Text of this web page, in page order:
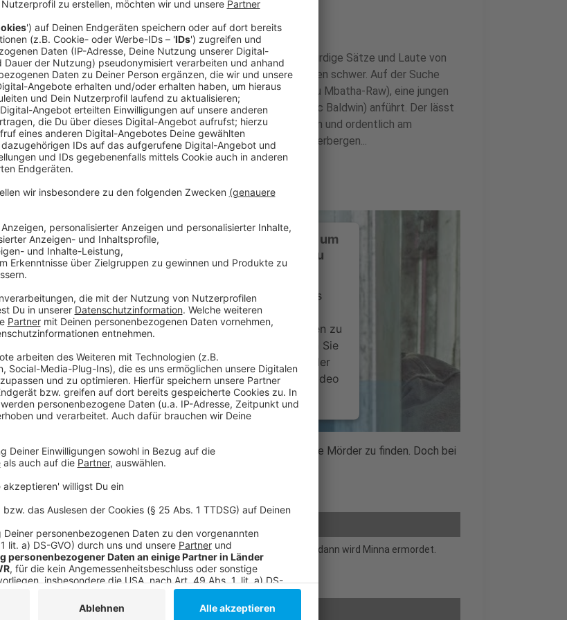
Anzeige
Der Ermittler leidet unter dem Tourette-Syndrom. Er gibt merkwürdige Sätze und Laute von
sich und unkontrollierbare Muskelzuckungen machen ihm das Leben schwer. Auf der Suche
nach Minnas Mörder trifft er in einem Nachtclub Laura Rose (Gugu Mbatha-Raw), eine jungen
Frau, die Proteste gegen den Immobilienhai Moses Randolph (Alec Baldwin) anführt. Der lässt
ganze Straßenzüge zu Slums erklären, damit er sie abreißen lassen und ordentlich am
Weiterverkauf verdienen kann. Doch Randolph hat noch mehr zu verbergen...
Anzeige
Wir benötigen Ihre Zustimmung, um
den YouTube Video-Service zu
laden!
Wir verwenden einen Service eines
Drittanbieters, um Videoinhalte
einzubetten. Dieser Service kann Daten zu
Ihren Aktivitäten sammeln. Bitte lesen Sie
die Details durch und stimmen Sie der
Nutzung des Service zu, um dieses Video
anzusehen.
Mehr Informationen
Akzeptieren
powered by
Lionel hat seinen Mentor Minna verloren. Er setzt alles daran, seine Mörder zu finden. Doch bei
seinen Ermittlungen stößt er auf einen Riesenskandal.
Detektiv Minna hat ein Lionel geglaubt, trotz seiner Erkrankung. Doch dann wird Minna ermordet.
Anzeige
Copyright 2019 Warner Bros. Ent. All Rights Reserved